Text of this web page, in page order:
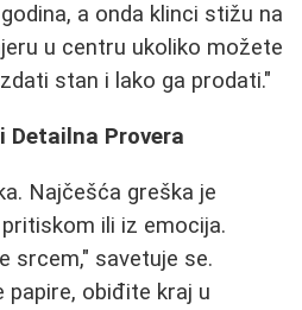
a onda klinci stižu na
u centru ukoliko možete
stan i lako ga prodati."
Detailna Provera
Najčešća greška je
ili iz emocija.
srcem," savetuje se.
obiđite kraj u